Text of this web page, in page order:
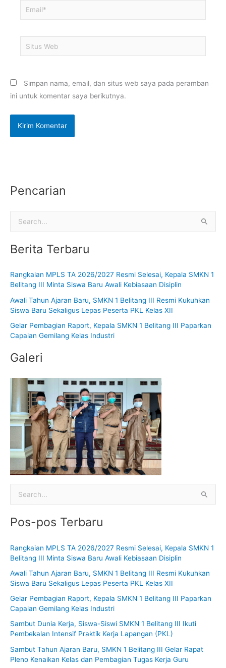
Email*
Situs
Web
Simpan nama, email, dan situs web saya pada peramban
ini untuk komentar saya berikutnya.
Pencarian
u
t
k
Berita Terbaru
Rangkaian MPLS TA 2026/2027 Resmi Selesai, Kepala SMKN 1
Belitang III Minta Siswa Baru Awali Kebiasaan Disiplin
Awali Tahun Ajaran Baru, SMKN 1 Belitang III Resmi Kukuhkan
Siswa Baru Sekaligus Lepas Peserta PKL Kelas XII
Gelar Pembagian Raport, Kepala SMKN 1 Belitang III Paparkan
Capaian Gemilang Kelas Industri
Galeri
u
t
k
:
Pos-pos Terbaru
Rangkaian MPLS TA 2026/2027 Resmi Selesai, Kepala SMKN 1
Belitang III Minta Siswa Baru Awali Kebiasaan Disiplin
Awali Tahun Ajaran Baru, SMKN 1 Belitang III Resmi Kukuhkan
Siswa Baru Sekaligus Lepas Peserta PKL Kelas XII
Gelar Pembagian Raport, Kepala SMKN 1 Belitang III Paparkan
Capaian Gemilang Kelas Industri
Sambut Dunia Kerja, Siswa-Siswi SMKN 1 Belitang III Ikuti
Pembekalan Intensif Praktik Kerja Lapangan (PKL)
Sambut Tahun Ajaran Baru, SMKN 1 Belitang III Gelar Rapat
Pleno Kenaikan Kelas dan Pembagian Tugas Kerja Guru